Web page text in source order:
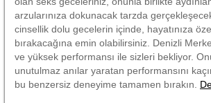
arzularınıza dokunacak tarzda
cinsellik dolu gecelerin içinde, hayatınıza
bırakacağına emin olabilirsiniz. Denizli
ve yüksek performansı ile sizleri bekliyor.
unutulmaz anılar yaratan performansını
bu benzersiz deneyime tamamen bırakın.